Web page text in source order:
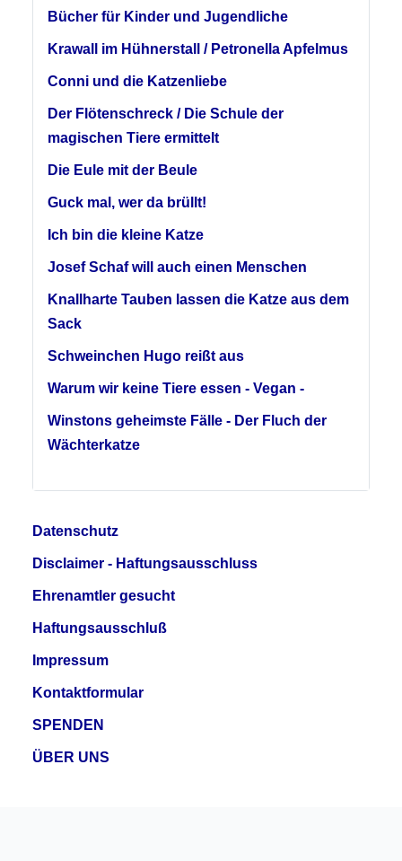
Bücher für Kinder und Jugendliche
Krawall im Hühnerstall / Petronella Apfelmus
Conni und die Katzenliebe
Der Flötenschreck / Die Schule der
magischen Tiere ermittelt
Die Eule mit der Beule
Guck mal, wer da brüllt!
Ich bin die kleine Katze
Josef Schaf will auch einen Menschen
Knallharte Tauben lassen die Katze aus dem
Sack
Schweinchen Hugo reißt aus
Warum wir keine Tiere essen - Vegan -
Winstons geheimste Fälle - Der Fluch der
Wächterkatze
Datenschutz
Disclaimer - Haftungsausschluss
Ehrenamtler gesucht
Haftungsausschluß
Impressum
Kontaktformular
SPENDEN
ÜBER UNS